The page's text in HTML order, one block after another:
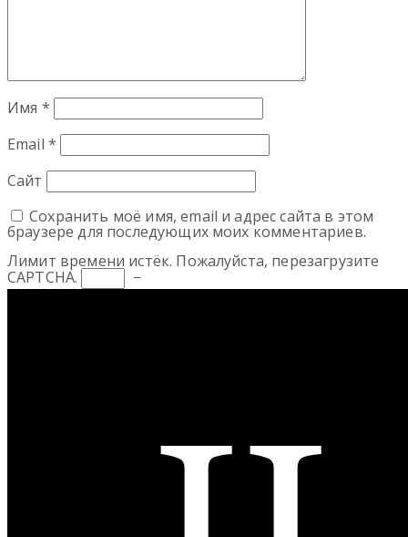
Имя *
Email *
Сайт
Сохранить моё имя, email и адрес сайта в этом
браузере для последующих моих комментариев.
Лимит времени истёк. Пожалуйста, перезагрузите
CAPTCHA.
−